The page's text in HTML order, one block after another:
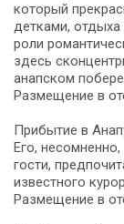
который
детками,
роли
здесь
анапском
Размещение в
Прибытие в
Его,
гости,
известного
Размещение в